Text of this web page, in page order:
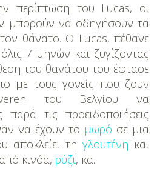
περίπτωση του Lucas, οι
μπορούν να οδηγήσουν τα
θάνατο. Ο Lucas, πέθανε
7 μηνών και ζυγίζοντας
του θανάτου του έφτασε
με τους γονείς που ζουν
του Βελγίου να
παρά τις προειδοποιήσεις
να έχουν το μωρό σε μια
αποκλείει τηγλουτένη και
κινόα, ρύζι, κα.